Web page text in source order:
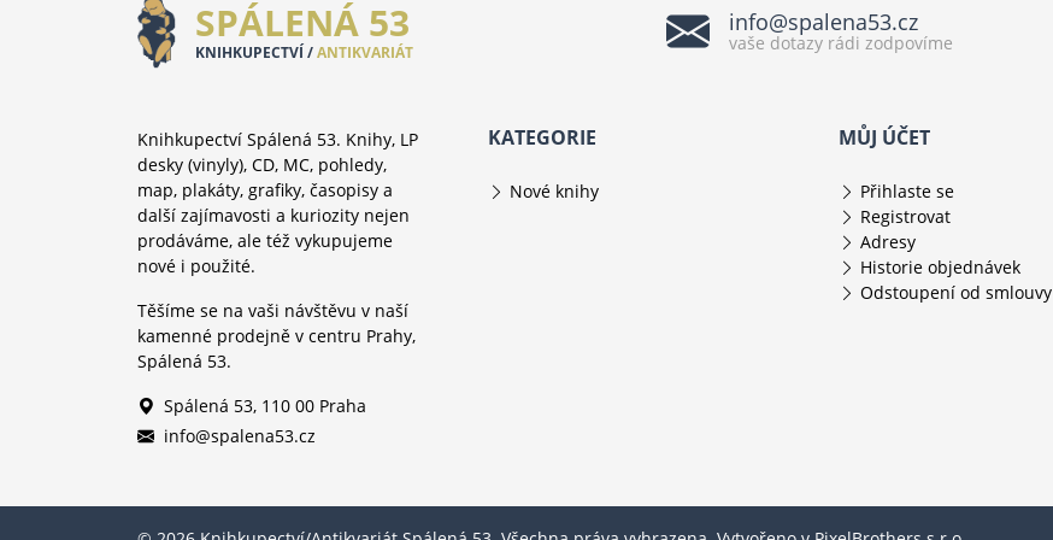
SPÁLENÁ 53
KNIHKUPECTVÍ /ANTIKVARIÁT
info@spalena53.cz
vaše dotazy rádi zodpovíme
Knihkupectví Spálená 53. Knihy, LP
desky (vinyly), CD, MC, pohledy,
map, plakáty, grafiky, časopisy a
další zajímavosti a kuriozity nejen
prodáváme, ale též vykupujeme
nové i použité.
Těšíme se na vaši návštěvu v naší
kamenné prodejně v centru Prahy,
Spálená 53.
Spálená 53, 110 00 Praha
info@spalena53.cz
KATEGORIE
Nové knihy
MŮJ ÚČET
Přihlaste se
Registrovat
Adresy
Historie objednávek
Odstoupení od smlouvy